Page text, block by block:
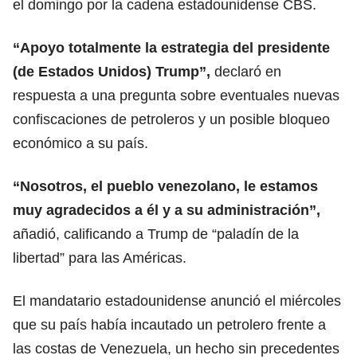
el domingo por la cadena estadounidense CBS.
“Apoyo totalmente la estrategia del presidente
(de Estados Unidos) Trump”, declaró en
respuesta a una pregunta sobre eventuales nuevas
confiscaciones de petroleros y un posible bloqueo
económico a su país.
“Nosotros, el pueblo venezolano, le estamos
muy agradecidos a él y a su administración”,
añadió, calificando a Trump de “paladín de la
libertad” para las Américas.
El mandatario estadounidense anunció el miércoles
que su país había incautado un petrolero frente a
las costas de Venezuela, un hecho sin precedentes